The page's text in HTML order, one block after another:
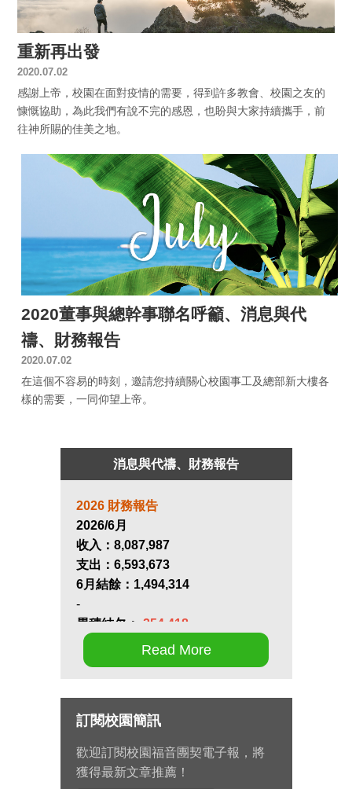
重新再出發
2020.07.02
感謝上帝，校園在面對疫情的需要，得到許多教會、校園之友的
慷慨協助，為此我們有說不完的感恩，也盼與大家持續攜手，前
往神所賜的佳美之地。
2020董事與總幹事聯名呼籲、消息與代
禱、財務報告
2020.07.02
在這個不容易的時刻，邀請您持續關心校園事工及總部新大樓各
樣的需要，一同仰望上帝。
消息與代禱、財務報告
2026 財務報告
2026/6月
收入：8,087,987
支出：6,593,673
6月結餘： 1,494,314
-
累積結欠：
-254,418
第十七屆畢業生同行營將於九月 11
為節目內容的安排和報名推動禱
告。
九月 15 日至十月 2 日期間，總幹事
左心泰牧師將與團契部主任陳怡安
Read More
訂閱校園簡訊
歡迎訂閱校園福音團契電子報，將
獲得最新文章推薦！